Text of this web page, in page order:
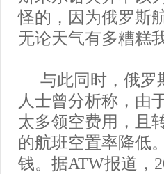
怪的，因为俄罗斯
无论天气有多糟糕
与此同时，俄罗
人士曾分析称，由
太多领空费用，且
的航班空置率降低
钱。据ATW报道，